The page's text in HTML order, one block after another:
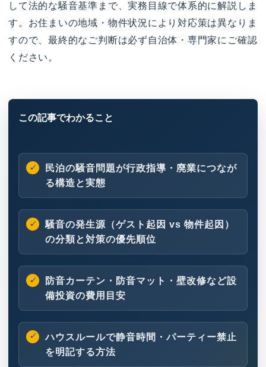
して法的な騒音基準まで、実務目線で体系的に解説しま
す。お住まいの地域・物件状況により対応策は異なりま
すので、最終的なご判断は必ず自治体・専門家にご確認
ください。
民泊の騒音問題が行政指導・廃業につなが
る構造と実態
騒音の発生源（ゲスト起因 vs 物件起因）
の分類と対策の優先順位
防音カーテン・防音マット・壁改修など設
備投資の費用目安
ハウスルールで静音時間・パーティー禁止
を明記する方法